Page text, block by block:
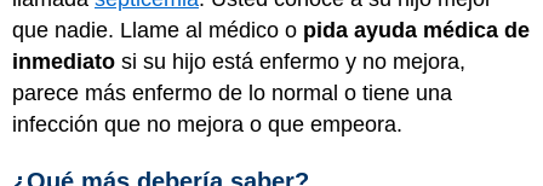
que nadie. Llame al médico o pida ayuda médica de
inmediato si su hijo está enfermo y no mejora,
parece más enfermo de lo normal o tiene una
infección que no mejora o que empeora.